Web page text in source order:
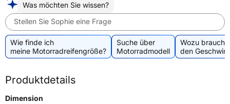
Was möchten Sie wissen?
Stellen Sie Sophie eine Frage
Wie finde ich
meine Motorradreifengröße?
Suche über
Motorradmodell
Wozu
den
Produktdetails
Dimension